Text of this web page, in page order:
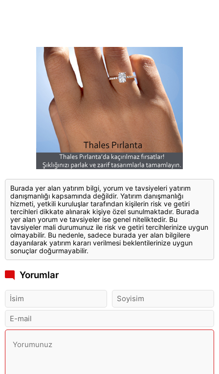
Burada yer alan yatırım bilgi, yorum ve tavsiyeleri yatırım
danışmanlığı kapsamında değildir. Yatırım danışmanlığı
hizmeti, yetkili kuruluşlar tarafından kişilerin risk ve getiri
tercihleri dikkate alınarak kişiye özel sunulmaktadır. Burada
yer alan yorum ve tavsiyeler ise genel niteliktedir. Bu
tavsiyeler mali durumunuz ile risk ve getiri tercihlerinize uygun
olmayabilir. Bu nedenle, sadece burada yer alan bilgilere
dayanılarak yatırım kararı verilmesi beklentilerinize uygun
sonuçlar doğurmayabilir.
Yorumlar